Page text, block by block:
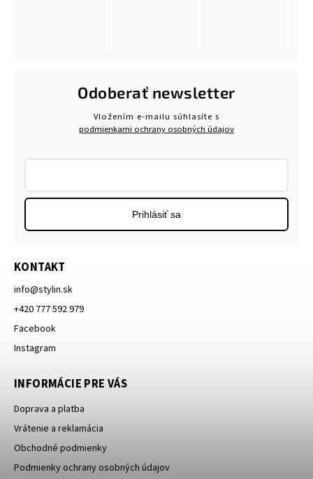
KONTAKT
info@stylin.sk
+420 777 592 979
Facebook
Instagram
INFORMÁCIE PRE VÁS
Doprava a platba
Vrátenie a reklamácia
Obchodné podmienky
Podmienky ochrany osobných údajov
Odoberať newsletter
Vložením e-mailu súhlasíte s
podmienkami ochrany osobných údajov
Prihlásiť sa